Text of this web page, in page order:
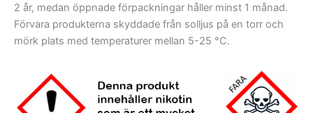
2 år, medan öppnade förpackningar håller minst 1 månad.
Förvara produkterna skyddade från solljus på en torr och
mörk plats med temperaturer mellan 5-25 °C.